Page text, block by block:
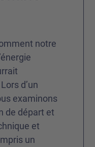
notre
d’un
examinons
de départ et
et
un